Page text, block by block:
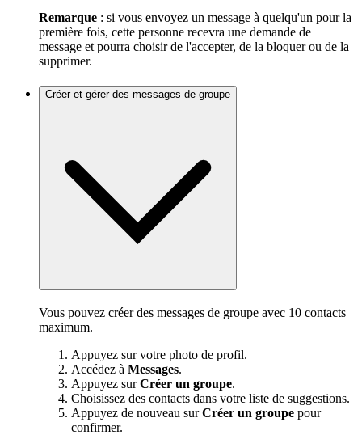
Remarque : si vous envoyez un message à quelqu'un pour la
première fois, cette personne recevra une demande de
message et pourra choisir de l'accepter, de la bloquer ou de la
supprimer.
Créer et gérer des messages de groupe
Vous pouvez créer des messages de groupe avec 10 contacts
maximum.
Appuyez sur votre photo de profil.
Accédez à Messages.
Appuyez surCréer un groupe.
Choisissez des contacts dans votre liste de suggestions.
Appuyez de nouveau surCréer un groupe pour
confirmer.